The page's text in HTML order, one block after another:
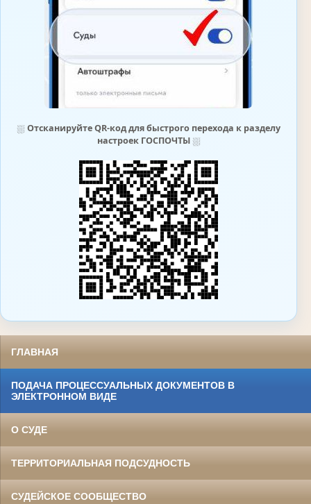
⛆ Отсканируйте QR-код для быстрого перехода к разделу
настроек ГОСПОЧТЫ⛆
ГЛАВНАЯ
ПОДАЧА ПРОЦЕССУАЛЬНЫХ ДОКУМЕНТОВ В
ЭЛЕКТРОННОМ ВИДЕ
О СУДЕ
ТЕРРИТОРИАЛЬНАЯ ПОДСУДНОСТЬ
СУДЕЙСКОЕ СООБЩЕСТВО